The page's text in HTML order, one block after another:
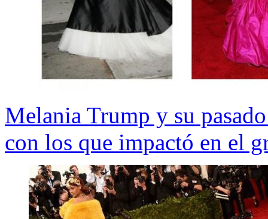
Melania Trump y su
con los que impactó en el